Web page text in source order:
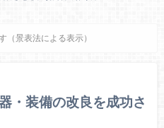
（景表法による表示）
・装備の改良を成功さ